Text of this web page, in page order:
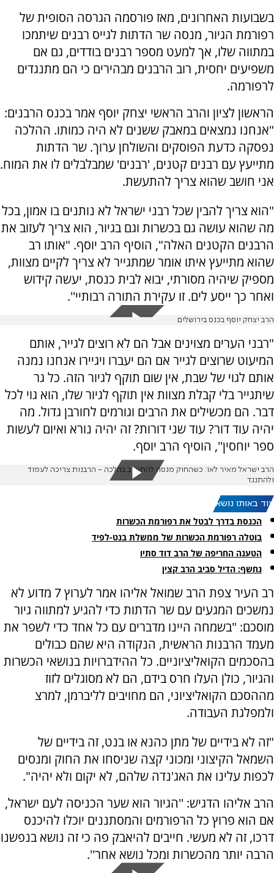
בשבועות האחרונים, מאז פורסמה הגרסה הסופית של
רפורמת הגיור, מנסה שר הדתות לגייס רבנים שיתמכו
במתווה שלו, אך למעט מספר רבנים בודדים, גם אם
משפיעים יחסית, רוב הרבנים מבהירים כי הם מתנגדים
לרפורמה.
הראשון לציון והרב הראשי יצחק יוסף אמר בכנס הרבנים:
"אנחנו נמצאים במאבק ששנים לא היה כמותו. ההלכה
נפסקה כדעת הפוסקים והשולחן ערוך. שר הדתות
מתייעץ עם רבנים קטנים, 'רבנים' שמבלבלים לו את המוח.
אני חושב שהוא צריך להתעשת.
"הוא צריך להבין שכל רבני ישראל לא נותנים בו אמון, בכל
מה שהוא עושה גם בכשרות וגם בגיור, הוא צריך לעזוב את
הרבנים הקטנים האלה", הוסיף הרב יוסף. "אותו רב
שהוא מתייעץ איתו אומר שמתגייר לא צריך לקיים מצוות,
מספיק שיהיה מסורתי, יבוא לבית כנסת, יעשה קידוש
ואחר כך ייסע לים. זו עקירת התורה רבותיי''.
הרב יצחק יוסף בכנס בירושלים
"רבני הערים מצוינים אבל הם לא רוצים לגייר, אותם
המיעוט שרוצים לגייר אם הם יעברו ויגיירו אנחנו נמנה
אותם לגוי של שבת, אין שום תוקף לגיור הזה. כל גר
שיתגייר בלי קבלת מצוות אין תוקף לגיור שלו, הוא גוי לכל
דבר. הם מכשילים את הרבים וגורמים לחורבן גדול. מה
יהיה עוד דור? עוד שני דורות? זה יהיה נורא ואיום לעשות
ספר יוחסין'', הוסיף הרב יוסף.
הרב ישראל מאיר לאו: כשהחוק מנסה להתערב בהלכה - הרבנות צריכה לעמוד
ולהתנגד
עוד באותו נושא:
הכנסת בדרך לבטל את רפורמת הכשרות
בוטלה רפורמת הכשרות של ממשלת בנט-לפיד
הטענה החריפה של הרב דוד סתיו
נחשף: הדיל סביב הרב קצין
רב העיר צפת הרב שמואל אליהו אמר לערוץ 7 מדוע לא
נמשכים המגעים עם שר הדתות כדי להגיע למתווה גיור
מוסכם: "בשמחה היינו מדברים עם כל אחד כדי לשפר את
מעמד הרבנות הראשית, הנקודה היא שהם כבולים
בהסכמים הקואליציוניים. כל ההידברויות בנושאי הכשרות
והגיור, כולן העלו חרס בידם, הם לא מסוגלים לזוז
מההסכם הקואליציוני, הם מחויבים לליברמן, למרצ
ולמפלגת העבודה.
"זה לא בידיים של מתן כהנא או בנט, זה בידיים של
השמאל הקיצוני ומכוני קצה שניסחו את החוק ומנסים
לכפות עלינו את האג'נדה שלהם, לא יקום ולא יהיה".
הרב אליהו הדגיש: ''הגיור הוא שער הכניסה לעם ישראל,
אם הוא פרוץ כל הרפורמים והמסתננים יוכלו להיכנס
דרכו, זה לא מעשי. חייבים להיאבק פה כי זה נושא בנפשנו
הרבה יותר מהכשרות ומכל נושא אחר''.